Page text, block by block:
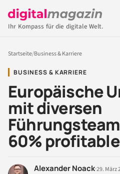
Ihr Kompass für die digitale Welt.
Startseite/Business & Karriere
BUSINESS & KARRIERE
Europäische
mit diversen
60%
Alexander Noack·29. März